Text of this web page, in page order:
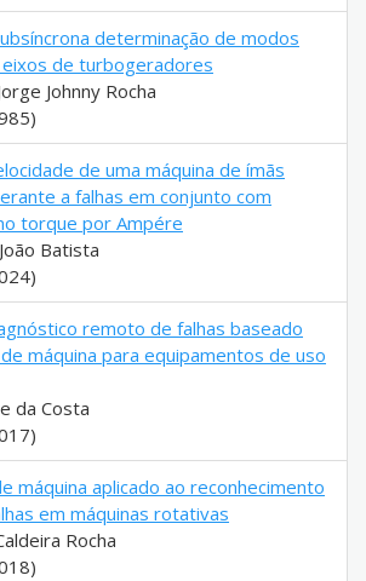
determinação de modos
de turbogeradores
Johnny Rocha
de uma máquina de ímãs
a falhas em conjunto com
torque por Ampére
Batista
remoto de falhas baseado
máquina para equipamentos de uso
da Costa
máquina aplicado ao reconhecimento
em máquinas rotativas
Rocha